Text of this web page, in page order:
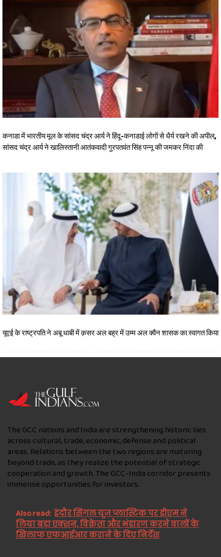
कनाडा में भारतीय मूल के सांसद चंद्र आर्य ने हिंदू-कनाडाई लोगों से धैर्य रखने की अपील,
सांसद चंद्र आर्य ने खालिस्तानी आतंकवादी गुरपतवंत सिंह पन्नू की जमकर निंदा की
यूएई के राष्ट्रपति ने अबू धाबी में क़सर अल बह्र में उम्म अल क्वैन शासक का स्वागत किया
The GCC nations and India are strengthening historic ties
across cultural, trade, economic, defense and political
areas. Relations between the two regions are maturing
beyond trade, as they realize the potential of strategic
cooperation and growth. The GCC-India corridor presents
immense opportunities for investors.
Also read: इंदौर सिंगल यूज प्लास्टिक पर डीएम ने
लिया बड़ा एक्शन, विक्रेता और भंडारण करने वालों के
खिलाफ एफआईआर कराने के दिए निर्देश